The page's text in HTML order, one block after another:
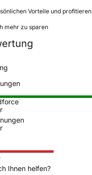
Vorteile und
mehr zu sparen
Ihnen helfen?